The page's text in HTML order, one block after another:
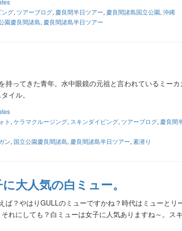
ング, ツアーブログ, 慶良間半日ツアー, 慶良間諸島国立公園, 沖縄
園慶良間諸島, 慶良間諸島半日ツアー
持ってきた青年。水中眼鏡の元祖と言われているミー
イル。
ト , ケラマクルージング, スキンダイビング, ツアーブログ, 慶良間
ン, 国立公園慶良間諸島, 慶良間諸島半日ツアー, 素潜り
大人気の白ミュー。
ば？やはりGULLのミューですかね？時代はミューとリ
れにしても？白ミューは女子に人気ありますね～。ス